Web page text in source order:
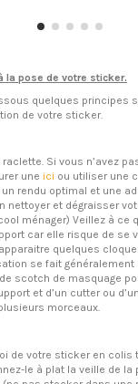
la pose de votre sticker.
quelques principes
de votre sticker.
Si vous n’avez
une ici ou utiliser une
rendu optimal et une
nettoyer et dégraisser
ménager) Veillez à ce
car elle risque de se
quelques
se fait
scotch de masquage
et d’un cutter ou
morceaux.
de votre sticker en colis
le à plat la veille de la